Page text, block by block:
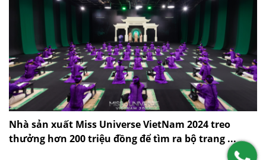
Nhà sản xuất Miss Universe VietNam 2024 treo
thưởng hơn 200 triệu đồng để tìm ra bộ trang ...